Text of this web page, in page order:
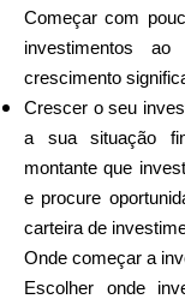
Começar com
investimentos
crescimento
Crescer o seu
a sua situação
montante que
e procure
carteira de
Onde começar a
Escolher onde